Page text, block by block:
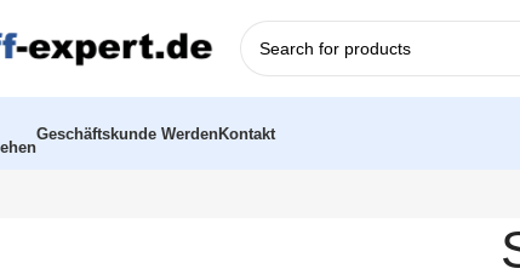
Geschäftskunde WerdenKontakt